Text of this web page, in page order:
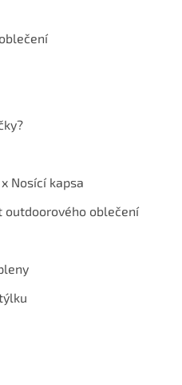
Nosící kapsa
outdoorového oblečení